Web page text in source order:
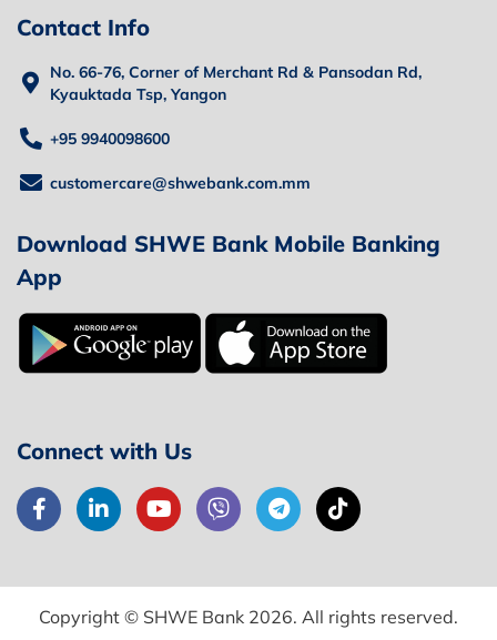
Contact Info
No. 66-76, Corner of Merchant Rd & Pansodan Rd,
Kyauktada Tsp, Yangon
+95 9940098600
customercare@shwebank.com.mm
Download SHWE Bank Mobile Banking
App
Connect with Us
Copyright © SHWE Bank 2026. All rights reserved.